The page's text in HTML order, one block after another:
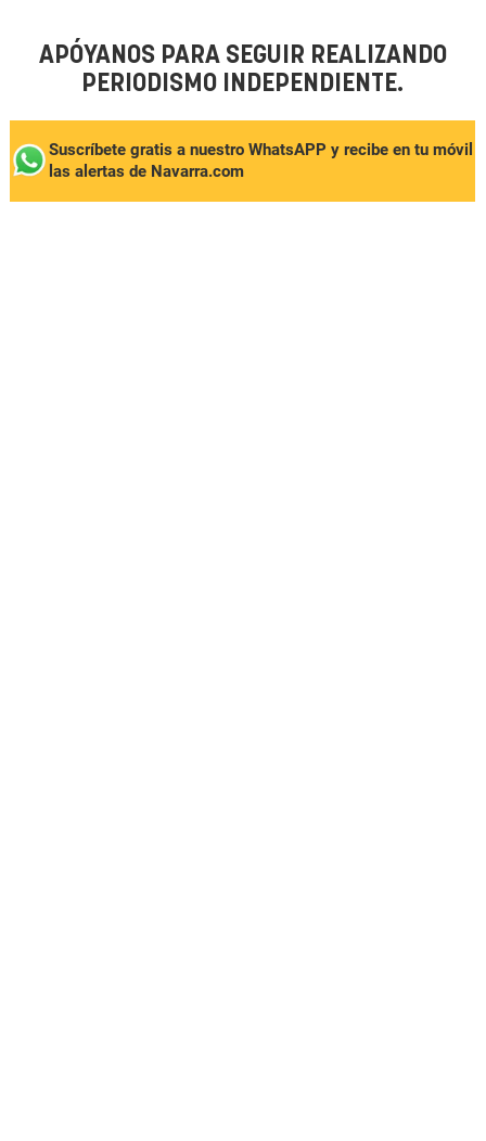
APÓYANOS PARA SEGUIR REALIZANDO
PERIODISMO INDEPENDIENTE.
Suscríbete gratis a nuestro WhatsAPP y recibe en tu móvil
las alertas de Navarra.com